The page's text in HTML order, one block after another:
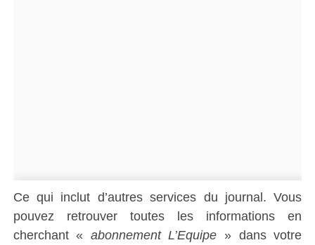
Ce qui inclut d’autres services du journal. Vous
pouvez retrouver toutes les informations en
cherchant « abonnement L’Equipe » dans votre